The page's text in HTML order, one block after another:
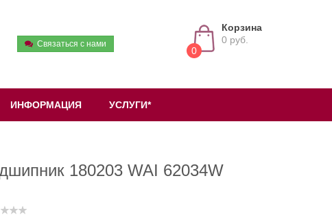
Связаться с нами
0
Корзина
0 руб.
ИНФОРМАЦИЯ УСЛУГИ*
180203 WAI 62034W